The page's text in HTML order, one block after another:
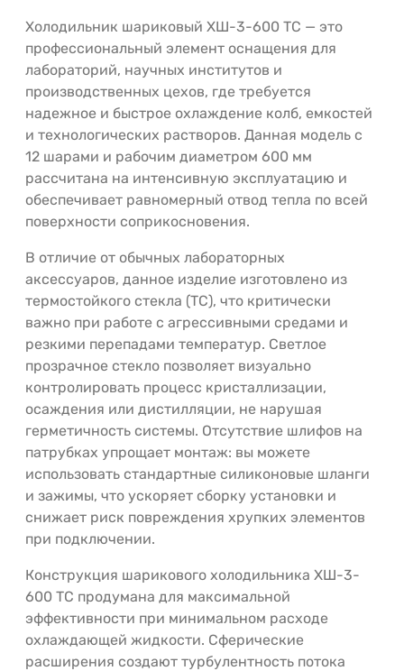
Холодильник шариковый ХШ-3-600 ТС — это
профессиональный элемент оснащения для
лабораторий, научных институтов и
производственных цехов, где требуется
надежное и быстрое охлаждение колб, емкостей
и технологических растворов. Данная модель с
12 шарами и рабочим диаметром 600 мм
рассчитана на интенсивную эксплуатацию и
обеспечивает равномерный отвод тепла по всей
поверхности соприкосновения.
В отличие от обычных лабораторных
аксессуаров, данное изделие изготовлено из
термостойкого стекла (ТС), что критически
важно при работе с агрессивными средами и
резкими перепадами температур. Светлое
прозрачное стекло позволяет визуально
контролировать процесс кристаллизации,
осаждения или дистилляции, не нарушая
герметичность системы. Отсутствие шлифов на
патрубках упрощает монтаж: вы можете
использовать стандартные силиконовые шланги
и зажимы, что ускоряет сборку установки и
снижает риск повреждения хрупких элементов
при подключении.
Конструкция шарикового холодильника ХШ-3-
600 ТС продумана для максимальной
эффективности при минимальном расходе
охлаждающей жидкости. Сферические
расширения создают турбулентность потока